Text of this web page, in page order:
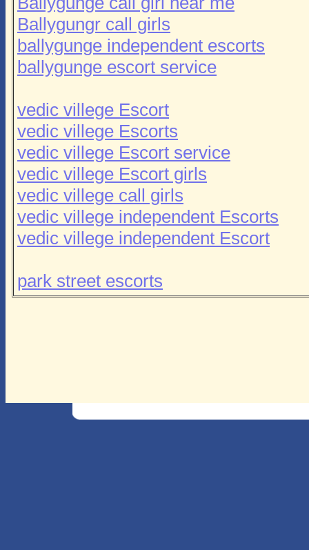
Ballygungr call girls
ballygunge independent escorts
ballygunge escort service
vedic villege Escort
vedic villege Escorts
vedic villege Escort service
vedic villege Escort girls
vedic villege call girls
vedic villege independent Escorts
vedic villege independent Escort
park street escorts